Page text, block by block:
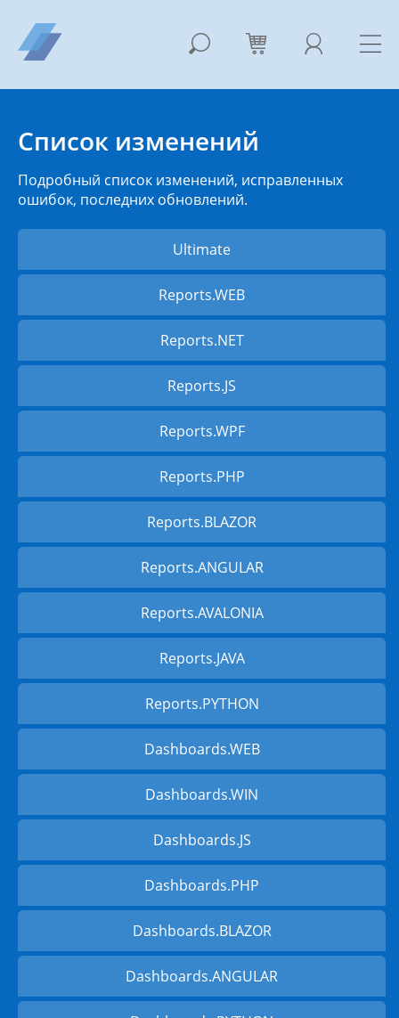
Список изменений
Подробный список изменений, исправленных
ошибок, последних обновлений.
Ultimate
Reports.WEB
Reports.NET
Reports.JS
Reports.WPF
Reports.PHP
Reports.BLAZOR
Reports.ANGULAR
Reports.AVALONIA
Reports.JAVA
Reports.PYTHON
Dashboards.WEB
Dashboards.WIN
Dashboards.JS
Dashboards.PHP
Dashboards.BLAZOR
Dashboards.ANGULAR